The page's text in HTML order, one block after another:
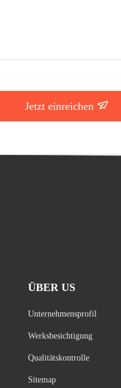
Jetzt einreichen
ÜBER US
Unternehmensprofil
Werksbesichtigung
Qualitätskontrolle
Sitemap